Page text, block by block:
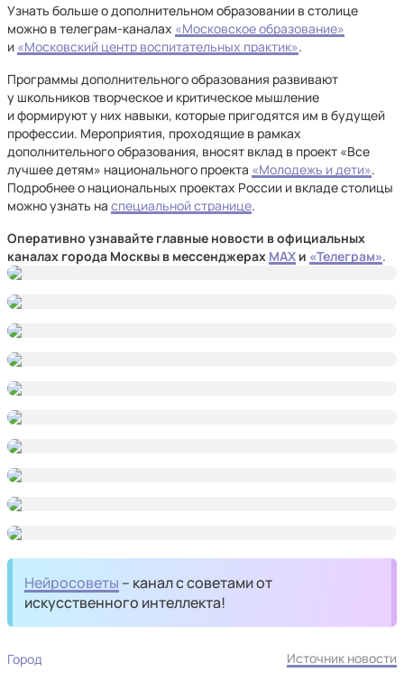
Узнать больше о дополнительном образовании в столице
можно в телеграм-каналах «Московское образование»
и «Московский центр воспитательных практик».
Программы дополнительного образования развивают
у школьников творческое и критическое мышление
и формируют у них навыки, которые пригодятся им в будущей
профессии. Мероприятия, проходящие в рамках
дополнительного образования, вносят вклад в проект «Все
лучшее детям» национального проекта «Молодежь и дети».
Подробнее о национальных проектах России и вкладе столицы
можно узнать на специальной странице.
Оперативно узнавайте главные новости в официальных
каналах города Москвы в мессенджерах MAX и «Телеграм».
Нейросоветы – канал с советами от
искусственного интеллекта!
Город Источник новости